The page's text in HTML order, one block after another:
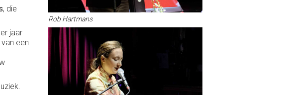
, die
jaar
een
Rob Hartmans